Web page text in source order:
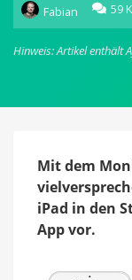
Fabian
59
Hinweis: Artikel enthält
Mit dem
iPad in den
App vor.